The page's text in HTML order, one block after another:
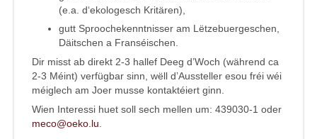
(e.a. d‘ekologesch Kritären),
gutt Sproochekenntnisser am Lëtzebuergeschen,
Däitschen a Franséischen.
Dir misst ab direkt 2-3 hallef Deeg d’Woch (während ca
2-3 Méint) verfügbar sinn, wëll d’Aussteller esou fréi wéi
méiglech am Joer musse kontaktéiert ginn.
Wien Interessi huet soll sech mellen um: 439030-1 oder
meco@oeko.lu